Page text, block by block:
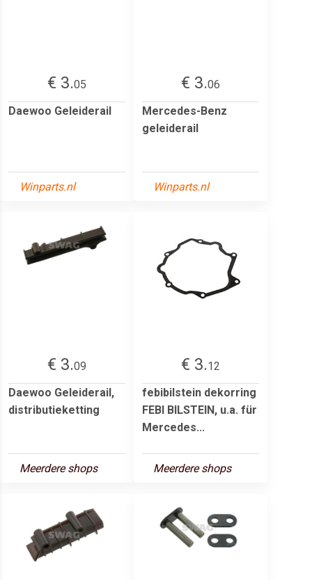
€ 3.05
Daewoo Geleiderail
Winparts.nl
€ 3.06
Mercedes-Benz
geleiderail
Winparts.nl
€ 3.09
Daewoo Geleiderail,
distributieketting
Meerdere shops
€ 3.12
febibilstein dekorring
FEBI BILSTEIN, u.a. für
Mercedes...
Meerdere shops